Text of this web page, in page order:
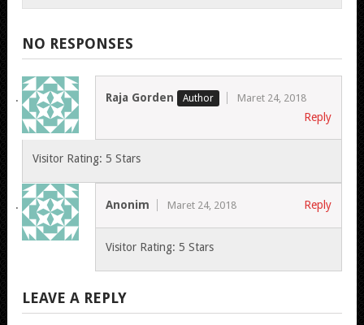
NO RESPONSES
Raja Gorden Maret 24, 2018
Reply
Visitor Rating: 5 Stars
Anonim Maret 24, 2018 Reply
Visitor Rating: 5 Stars
LEAVE A REPLY